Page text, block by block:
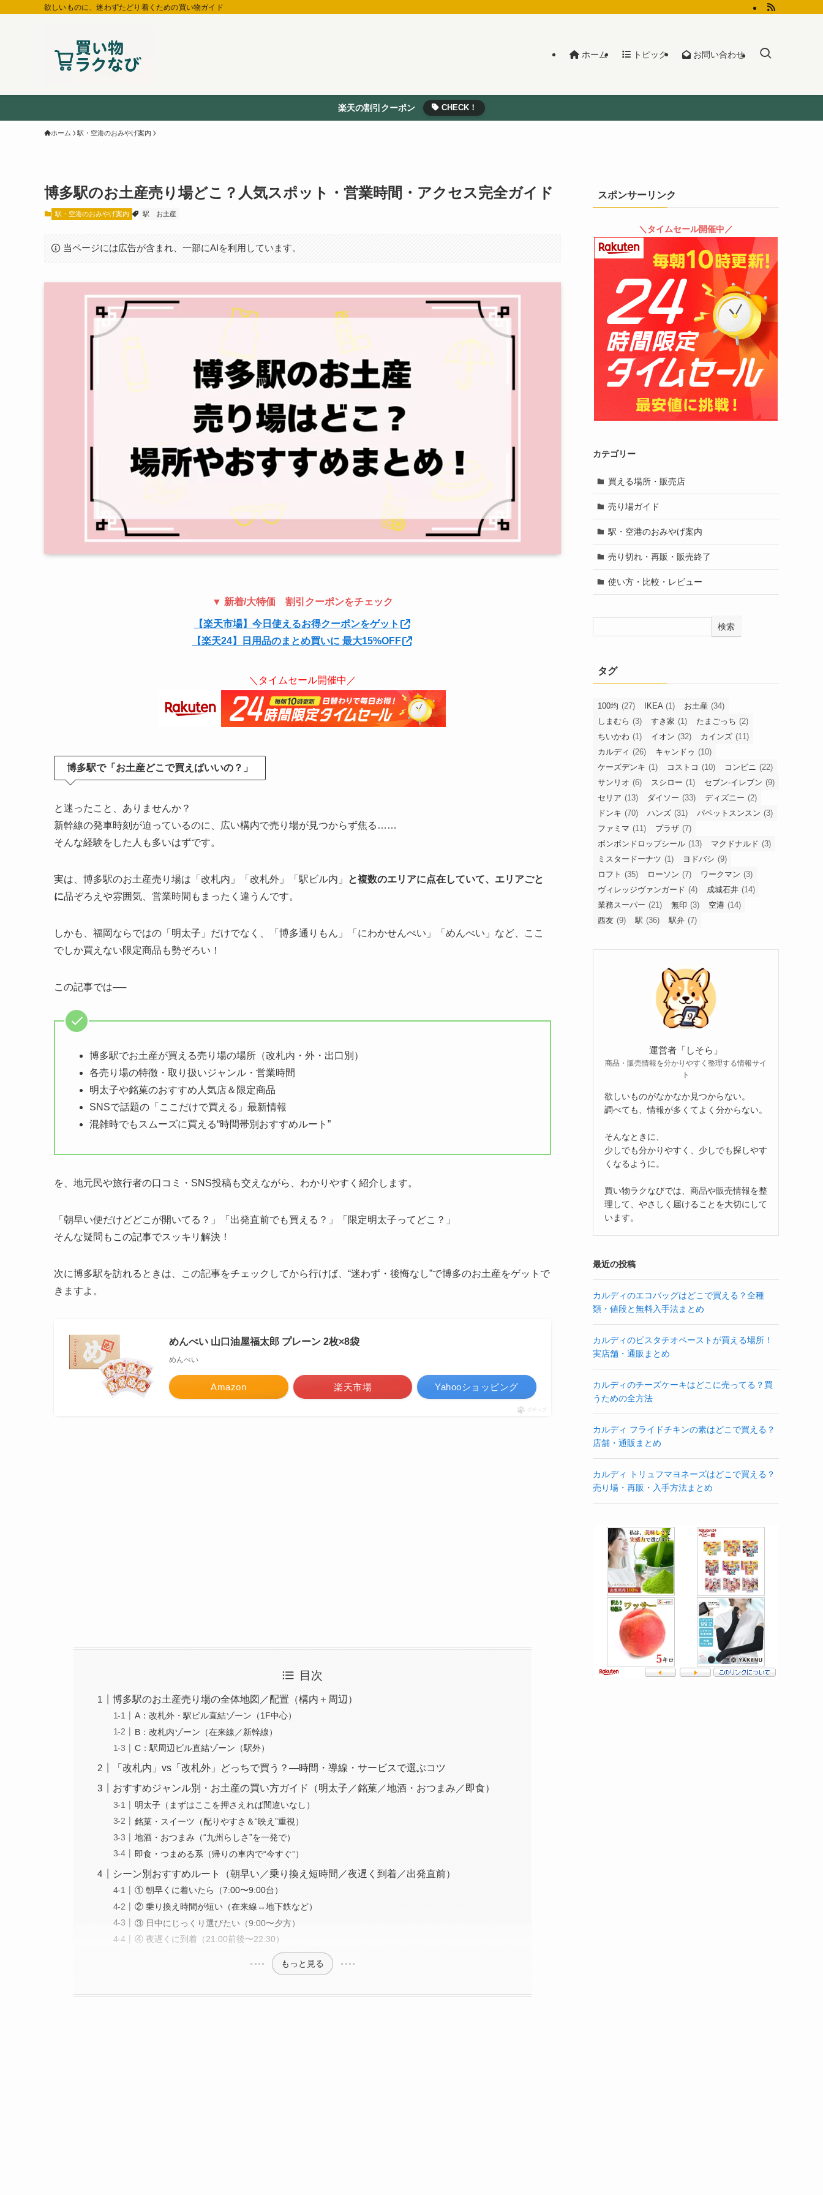
欲しいものに、迷わずたどり着くための買い物ガイド
ホーム トピック お問い合わせ
楽天の割引クーポン CHECK！
ホーム 駅・空港のおみやげ案内
博多駅のお土産売り場どこ？人気スポット・営業時間・アクセス完全ガイド
駅・空港のおみやげ案内 駅 お土産
当ページには広告が含まれ、一部にAIを利用しています。
▼ 新着/大特価 割引クーポンをチェック
【楽天市場】今日使えるお得クーポンをゲット
【楽天24】日用品のまとめ買いに 最大15%OFF
＼タイムセール開催中／
博多駅で「お土産どこで買えばいいの？」
と迷ったこと、ありませんか？
新幹線の発車時刻が迫っているのに、広い構内で売り場が見つからず焦る……
そんな経験をした人も多いはずです。
実は、博多駅のお土産売り場は「改札内」「改札外」「駅ビル内」
と複数のエリアに点在していて、エリアごと
に品ぞろえや雰囲気、営業時間もまったく違うんです。
しかも、福岡ならではの「明太子」だけでなく、「博多通りもん」「にわかせんぺい」「めんべい」など、ここ
でしか買えない限定商品も勢ぞろい！
この記事では──
博多駅でお土産が買える売り場の場所（改札内・外・出口別）
各売り場の特徴・取り扱いジャンル・営業時間
明太子や銘菓のおすすめ人気店＆限定商品
SNSで話題の「ここだけで買える」最新情報
混雑時でもスムーズに買える“時間帯別おすすめルート”
を、地元民や旅行者の口コミ・SNS投稿も交えながら、わかりやすく紹介します。
「朝早い便だけどどこが開いてる？」「出発直前でも買える？」「限定明太子ってどこ？」
そんな疑問もこの記事でスッキリ解決！
次に博多駅を訪れるときは、この記事をチェックしてから行けば、“迷わず・後悔なし”で博多のお土産をゲットで
きますよ。
めんべい 山口油屋福太郎 プレーン 2枚×8袋
めんべい
Amazon 楽天市場 Yahooショッピング
ポチップ
目次
博多駅のお土産売り場の全体地図／配置（構内＋周辺）
A：改札外・駅ビル直結ゾーン（1F中心）
B：改札内ゾーン（在来線／新幹線）
C：駅周辺ビル直結ゾーン（駅外）
「改札内」vs「改札外」どっちで買う？—時間・導線・サービスで選ぶコツ
おすすめジャンル別・お土産の買い方ガイド（明太子／銘菓／地酒・おつまみ／即食）
明太子（まずはここを押さえれば間違いなし）
銘菓・スイーツ（配りやすさ＆“映え”重視）
地酒・おつまみ（“九州らしさ”を一発で）
即食・つまめる系（帰りの車内で“今すぐ”）
シーン別おすすめルート（朝早い／乗り換え短時間／夜遅く到着／出発直前）
① 朝早くに着いたら（7:00〜9:00台）
② 乗り換え時間が短い（在来線↔地下鉄など）
③ 日中にじっくり選びたい（9:00〜夕方）
④ 夜遅くに到着（21:00前後〜22:30）
もっと見る
スポンサーリンク
＼タイムセール開催中／
カテゴリー
買える場所・販売店
売り場ガイド
駅・空港のおみやげ案内
売り切れ・再販・販売終了
使い方・比較・レビュー
検索
タグ
100均 (27) IKEA (1) お土産 (34)
しまむら (3) すき家 (1) たまごっち (2)
ちいかわ (1) イオン (32) カインズ (11)
カルディ (26) キャンドゥ (10)
ケーズデンキ (1) コストコ (10) コンビニ (22)
サンリオ (6) スシロー (1) セブン-イレブン (9)
セリア (13) ダイソー (33) ディズニー (2)
ドンキ (70) ハンズ (31) パペットスンスン (3)
ファミマ (11) プラザ (7)
ボンボンドロップシール (13) マクドナルド (3)
ミスタードーナツ (1) ヨドバシ (9)
ロフト (35) ローソン (7) ワークマン (3)
ヴィレッジヴァンガード (4) 成城石井 (14)
業務スーパー (21) 無印 (3) 空港 (14)
西友 (9) 駅 (36) 駅弁 (7)
運営者「しそら」
商品・販売情報を分かりやすく整理する情報サイ
ト
欲しいものがなかなか見つからない。
調べても、情報が多くてよく分からない。
そんなときに、
少しでも分かりやすく、少しでも探しやす
くなるように。
買い物ラクなびでは、商品や販売情報を整
理して、やさしく届けることを大切にして
います。
最近の投稿
カルディのエコバッグはどこで買える？全種
類・値段と無料入手法まとめ
カルディのピスタチオペーストが買える場所！
実店舗・通販まとめ
カルディのチーズケーキはどこに売ってる？買
うための全方法
カルディ フライドチキンの素はどこで買える？
店舗・通販まとめ
カルディ トリュフマヨネーズはどこで買える？
売り場・再販・入手方法まとめ